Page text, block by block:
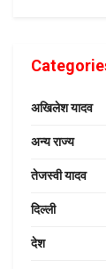
अखिलेश यादव
अन्य राज्य
तेजस्वी यादव
दिल्ली
देश